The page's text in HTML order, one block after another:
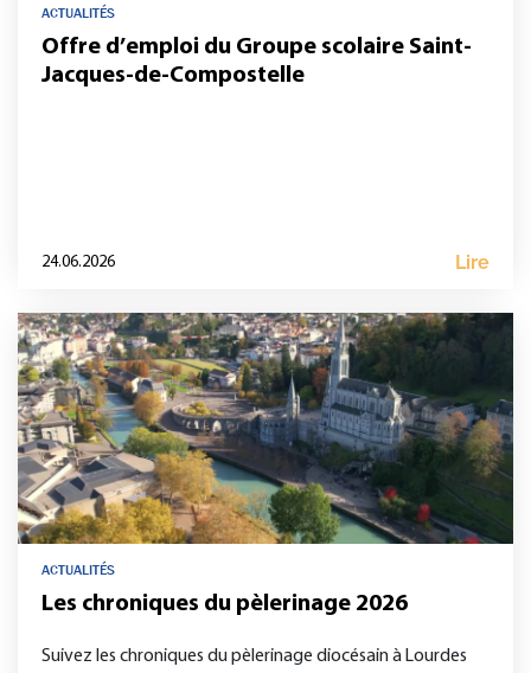
ACTUALITÉS
Offre d’emploi du Groupe scolaire Saint-
Jacques-de-Compostelle
24.06.2026 Lire
ACTUALITÉS
Les chroniques du pèlerinage 2026
Suivez les chroniques du pèlerinage diocésain à Lourdes